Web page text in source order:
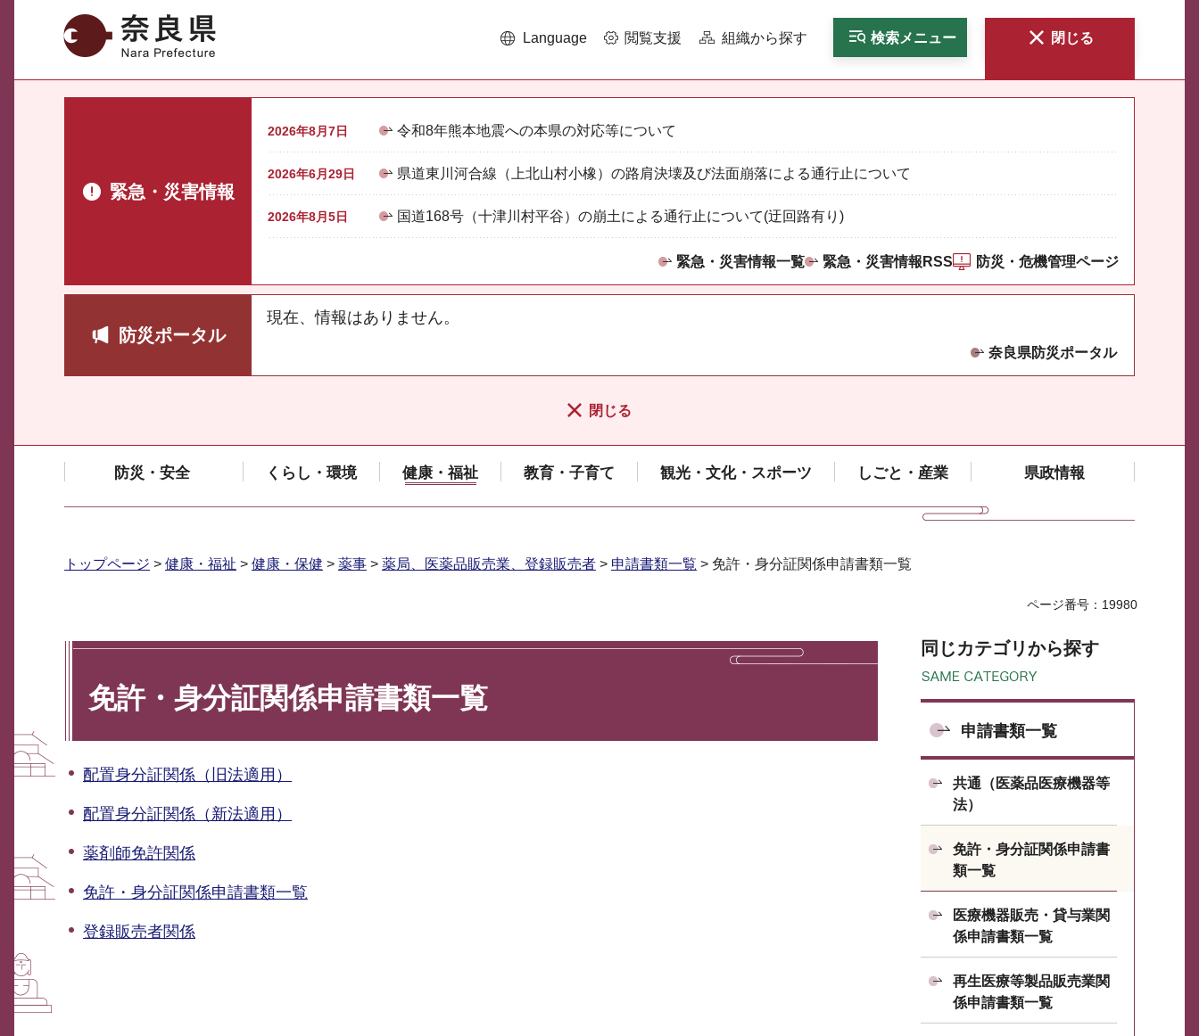
奈良県 Language 閲覧支援 組織から探す 検索メニュー 閉じる
緊急・災害情報
2026年8月7日 令和8年熊本地震への本県の対応等について
2026年6月29日 県道東川河合線（上北山村小橡）の路肩決壊及び法面崩落による通行止について
2026年8月5日 国道168号（十津川村平谷）の崩土による通行止について(迂回路有り)
緊急・災害情報一覧 緊急・災害情報RSS 防災・危機管理ページ
防災ポータル
現在、情報はありません。
奈良県防災ポータル
閉じる
防災・安全 くらし・環境 健康・福祉 教育・子育て 観光・文化・スポーツ しごと・産業 県政情報
トップページ > 健康・福祉 > 健康・保健 > 薬事 > 薬局、医薬品販売業、登録販売者 > 申請書類一覧 > 免許・身分証関係申請書類一覧
ページ番号：19980
免許・身分証関係申請書類一覧
配置身分証関係（旧法適用）
配置身分証関係（新法適用）
薬剤師免許関係
免許・身分証関係申請書類一覧
登録販売者関係
同じカテゴリから探す
申請書類一覧
共通（医薬品医療機器等
法）
免許・身分証関係申請書
類一覧
医療機器販売・貸与業関
係申請書類一覧
再生医療等製品販売業関
係申請書類一覧